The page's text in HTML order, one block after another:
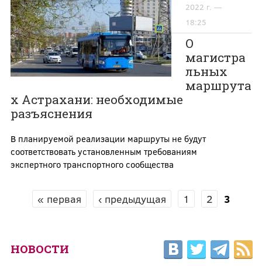
2022 г. —
18:25
О
магистра
льных
маршрута
х Астрахани: необходимые
разъяснения
В планируемой реализации маршруты не будут
соответствовать установленным требованиям
экспертного транспортного сообщества
СТРАНИЦЫ
« первая ‹ предыдущая 1 2 3
НОВОСТИ